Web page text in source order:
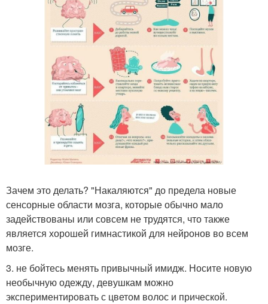
Зачем это делать? "Накаляются" до предела новые
сенсорные области мозга, которые обычно мало
задействованы или совсем не трудятся, что также
является хорошей гимнастикой для нейронов во всем
мозге.
3. не бойтесь менять привычный имидж. Носите новую
необычную одежду, девушкам можно
экспериментировать с цветом волос и прической.